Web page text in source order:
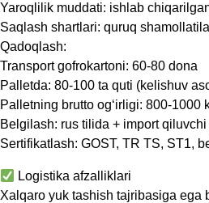
Yaroqlilik muddati: ishlab
Saqlash shartlari: quruq
Qadoqlash:
Transport gofrokartoni: 60-80 dona
Palletda: 80-100 ta quti (kelishuv
Palletning brutto og‘irligi: 800-1000
Belgilash: rus tilida + import
Sertifikatlash: GOST, TR TS, ST1,
Logistika afzalliklari
Xalqaro yuk tashish tajribasiga ega